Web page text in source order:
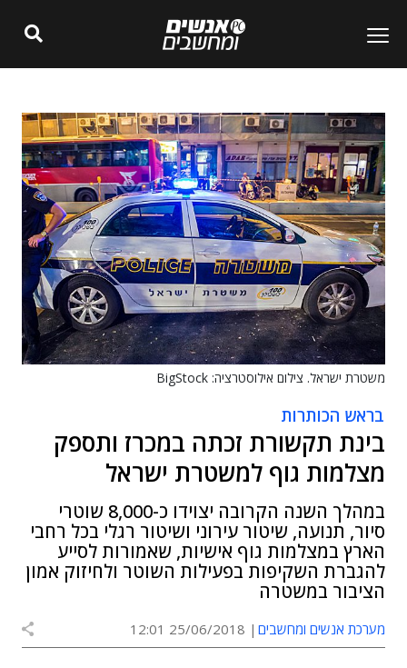
משטרת ישראל. צילום אילוסטרציה: BigStock
בראש הכותרות
בינת תקשורת זכתה במכרז ותספק
מצלמות גוף למשטרת ישראל
במהלך השנה הקרובה יצוידו כ-8,000 שוטרי
סיור, תנועה, שיטור עירוני ושיטור רגלי בכל רחבי
הארץ במצלמות גוף אישיות, שאמורות לסייע
להגברת השקיפות בפעילות השוטר ולחיזוק אמון
הציבור במשטרה
מערכת אנשים ומחשבים 25/06/2018 12:01